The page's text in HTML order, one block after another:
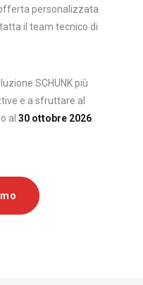
personalizzata
il team tecnico di
SCHUNK più
e a sfruttare al
al 30 ottobre 2026